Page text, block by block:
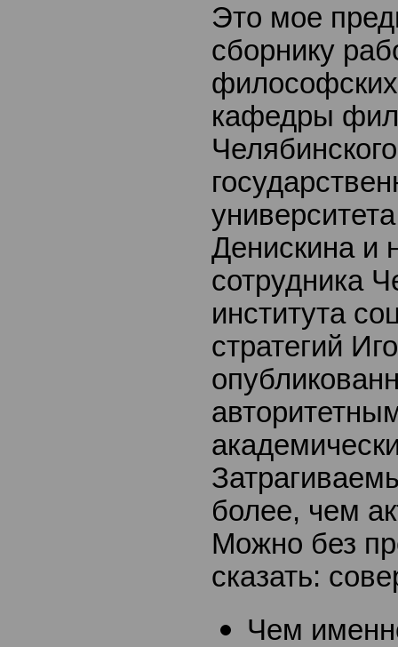
Это мое
сборнику
кафедры
Челябинского
Денискина и
сотрудника
института
стратегий
более, чем
Можно без
сказать:
Чем